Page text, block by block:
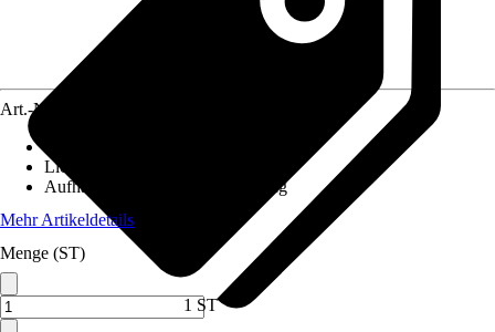
Art.-Nr.
Lichtdurchlässigkeit
Aufhängungsart
Stangendurchzug
Mehr Artikeldetails
Menge (ST)
1 ST